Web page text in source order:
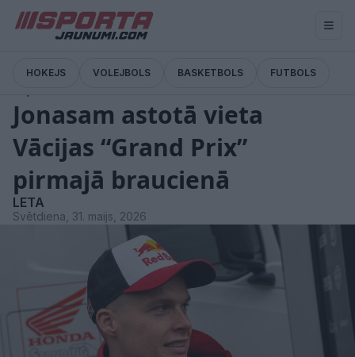
HOKEJS VOLEJBOLS BASKETBOLS FUTBOLS
Jonasam astotā vieta
Vācijas “Grand Prix”
pirmajā braucienā
LETA
Svētdiena, 31. maijs, 2026